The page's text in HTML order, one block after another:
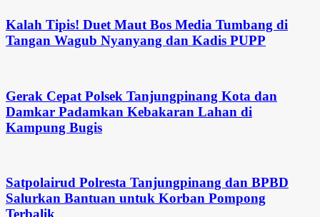
Kalah Tipis! Duet Maut Bos Media Tumbang di
Tangan Wagub Nyanyang dan Kadis PUPP
Gerak Cepat Polsek Tanjungpinang Kota dan
Damkar Padamkan Kebakaran Lahan di
Kampung Bugis
Satpolairud Polresta Tanjungpinang dan BPBD
Salurkan Bantuan untuk Korban Pompong
Terbalik